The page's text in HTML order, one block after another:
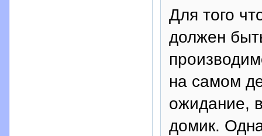
Для того
должен
на самом
ожидание,
домик.